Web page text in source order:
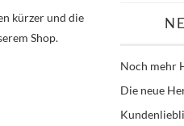
kürzer und die
Shop.
Noch mehr
Die neue